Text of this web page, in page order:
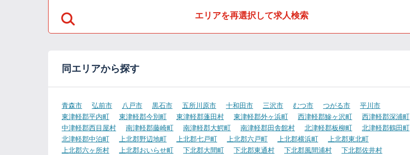
エリアを再選択して求人検索
同エリアから探す
青森市 弘前市 八戸市 黒石市 五所川原市 十和田市 三沢市 むつ市 つがる市
平川市
東津軽郡平内町
東津軽郡今別町 東津軽郡蓬田村 東津軽郡外ヶ浜町 西津軽郡鰺ヶ沢町
西津軽郡深浦町
中津軽郡西目屋村
南津軽郡藤崎町 南津軽郡大鰐町 南津軽郡田舎館村 北津軽郡板柳町
北津軽郡鶴田町
北津軽郡中泊町
上北郡野辺地町 上北郡七戸町 上北郡六戸町 上北郡横浜町
上北郡東北町
上北郡六ヶ所村
上北郡おいらせ町 下北郡大間町 下北郡東通村 下北郡風間浦村
下北郡佐井村